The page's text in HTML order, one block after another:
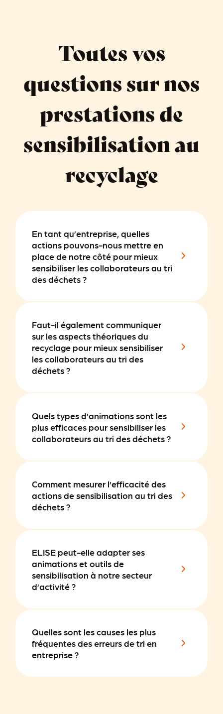
Toutes vos
questions sur nos
prestations de
sensibilisation au
recyclage
En tant qu’entreprise, quelles
actions pouvons-nous mettre en
place de notre côté pour mieux
sensibiliser les collaborateurs au tri
des déchets ?
Faut-il également communiquer
sur les aspects théoriques du
recyclage pour mieux sensibiliser
les collaborateurs au tri des
déchets ?
Quels types d’animations sont les
plus efficaces pour sensibiliser les
collaborateurs au tri des déchets ?
Comment mesurer l’efficacité des
actions de sensibilisation au tri des
déchets ?
ELISE peut-elle adapter ses
animations et outils de
sensibilisation à notre secteur
d’activité ?
Quelles sont les causes les plus
fréquentes des erreurs de tri en
entreprise ?